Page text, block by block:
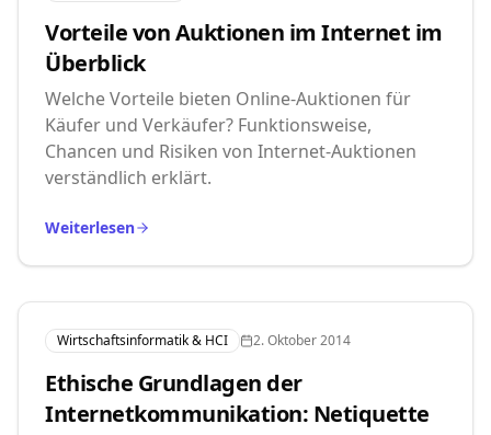
Vorteile von Auktionen im Internet im
Überblick
Welche Vorteile bieten Online-Auktionen für
Käufer und Verkäufer? Funktionsweise,
Chancen und Risiken von Internet-Auktionen
verständlich erklärt.
Weiterlesen
Wirtschaftsinformatik & HCI 2. Oktober 2014
Ethische Grundlagen der
Internetkommunikation: Netiquette